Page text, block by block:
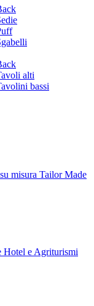
alti
bassi
misura Tailor Made
Hotel e Agriturismi